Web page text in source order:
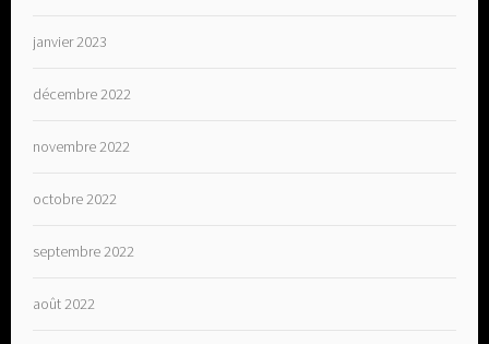
janvier 2023
décembre 2022
novembre 2022
octobre 2022
septembre 2022
août 2022